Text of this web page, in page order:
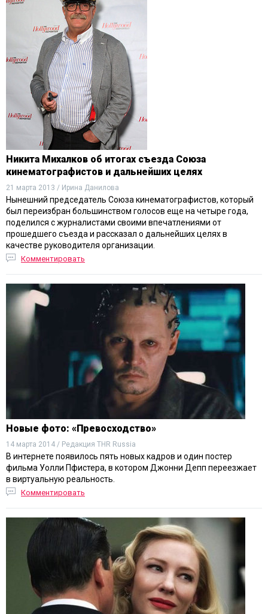
Никита Михалков об итогах съезда Союза
кинематографистов и дальнейших целях
21 марта 2013 / Ирина Данилова
Нынешний председатель Союза кинематографистов, который
был переизбран большинством голосов еще на четыре года,
поделился с журналистами своими впечатлениями от
прошедшего съезда и рассказал о дальнейших целях в
качестве руководителя организации.
Комментировать
Новые фото: «Превосходство»
14 марта 2014 / Редакция THR Russia
В интернете появилось пять новых кадров и один постер
фильма Уолли Пфистера, в котором Джонни Депп переезжает
в виртуальную реальность.
Комментировать